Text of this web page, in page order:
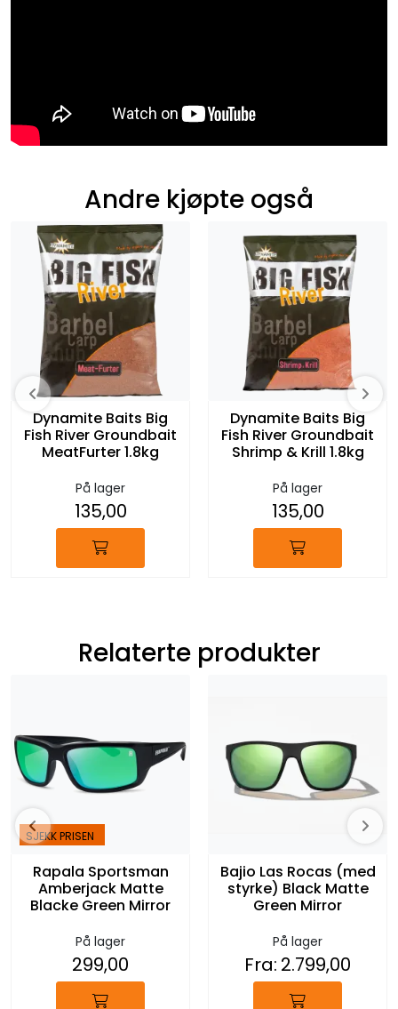
Andre kjøpte også
Dynamite Baits Big
Fish River Groundbait
MeatFurter 1.8kg
På lager
135,00
Dynamite Baits Big
Fish River Groundbait
Shrimp & Krill 1.8kg
På lager
135,00
Relaterte produkter
SJEKK PRISEN
Rapala Sportsman
Amberjack Matte
Blacke Green Mirror
På lager
299,00
Bajio Las Rocas (med
styrke) Black Matte
Green Mirror
På lager
Fra: 2.799,00